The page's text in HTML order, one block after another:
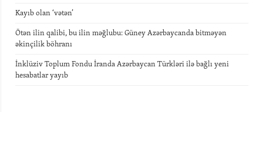
Kayıb olan ‘vətən’
Ötən ilin qalibi, bu ilin məğlubu: Güney Azərbaycanda bitməyən
əkinçilik böhranı
İnklüziv Toplum Fondu İranda Azərbaycan Türkləri ilə bağlı yeni
hesabatlar yayıb